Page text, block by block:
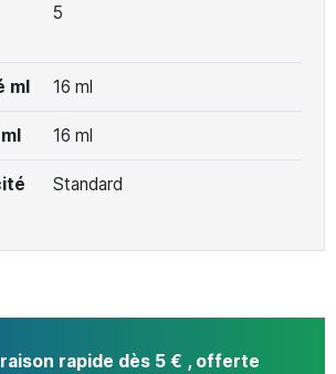
5
ml 16 ml
16 ml
Standard
rapide dès 5 € , offerte